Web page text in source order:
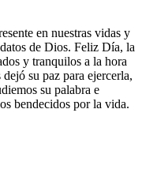
en nuestras vidas y
de Dios. Feliz Día, la
y tranquilos a la hora
su paz para ejercerla,
su palabra e
bendecidos por la vida.